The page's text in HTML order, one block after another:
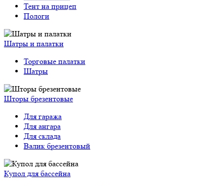
Тент на прицеп
Пологи
Шатры и палатки
Торговые палатки
Шатры
Шторы брезентовые
Для гаража
Для ангара
Для склада
Валик брезентовый
Купол для бассейна